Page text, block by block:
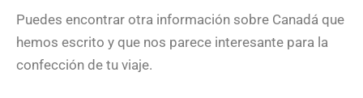
Puedes encontrar otra información sobre Canadá que
hemos escrito y que nos parece interesante para la
confección de tu viaje.